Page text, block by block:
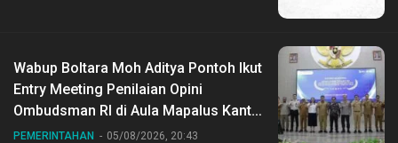
Wabup Boltara Moh Aditya Pontoh Ikut
Entry Meeting Penilaian Opini
Ombudsman RI di Aula Mapalus Kantur
Gubernur Sulut
PEMERINTAHAN 05/08/2026, 20:43